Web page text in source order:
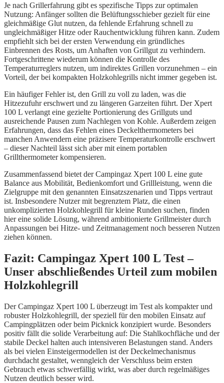
Je nach Grillerfahrung gibt es spezifische Tipps zur optimalen
Nutzung: Anfänger sollten die Belüftungsschieber gezielt für eine
gleichmäßige Glut nutzen, da fehlende Erfahrung schnell zu
ungleichmäßiger Hitze oder Rauchentwicklung führen kann. Zudem
empfiehlt sich bei der ersten Verwendung ein gründliches
Einbrennen des Rosts, um Anhaften von Grillgut zu verhindern.
Fortgeschrittene wiederum können die Kontrolle des
Temperaturreglers nutzen, um indirektes Grillen vorzunehmen – ein
Vorteil, der bei kompakten Holzkohlegrills nicht immer gegeben ist.
Ein häufiger Fehler ist, den Grill zu voll zu laden, was die
Hitzezufuhr erschwert und zu längeren Garzeiten führt. Der Xpert
100 L verlangt eine gezielte Portionierung des Grillguts und
ausreichende Pausen zum Nachlegen von Kohle. Außerdem zeigen
Erfahrungen, dass das Fehlen eines Deckelthermometers bei
manchen Anwendern eine präzisere Temperaturkontrolle erschwert
– dieser Nachteil lässt sich aber mit einem portablen
Grillthermometer kompensieren.
Zusammenfassend bietet der Campingaz Xpert 100 L eine gute
Balance aus Mobilität, Bedienkomfort und Grillleistung, wenn die
Zielgruppe mit den genannten Einsatzszenarien und Tipps vertraut
ist. Insbesondere Nutzer mit begrenztem Platz, die einen
unkomplizierten Holzkohlegrill für kleine Runden suchen, finden
hier eine solide Lösung, während ambitionierte Grillmeister durch
Anpassungen bei Hitze- und Zeitmanagement noch besseren Nutzen
ziehen können.
Fazit: Campingaz Xpert 100 L Test –
Unser abschließendes Urteil zum mobilen
Holzkohlegrill
Der Campingaz Xpert 100 L überzeugt im Test als kompakter und
robuster Holzkohlegrill, der speziell für den mobilen Einsatz auf
Campingplätzen oder beim Picknick konzipiert wurde. Besonders
positiv fällt die solide Verarbeitung auf: Die Stahlkochfläche und der
stabile Deckel halten auch intensiveren Belastungen stand. Anders
als bei vielen Einsteigermodellen ist der Deckelmechanismus
durchdacht gestaltet, wenngleich der Verschluss beim ersten
Gebrauch etwas schwerfällig wirkt, was aber durch regelmäßiges
Nutzen deutlich besser wird.